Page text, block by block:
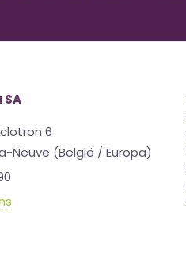
6
Neuve (België / Europa)